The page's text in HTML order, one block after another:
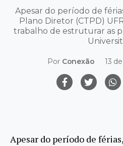
Apesar do período de
Plano Diretor (CTPD)
trabalho de estruturar as
Por Conexão 13
Apesar do período de